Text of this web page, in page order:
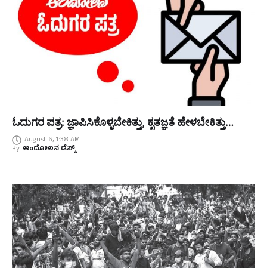
ಓದುಗರ ಪತ್ರ: ಜ್ಞಾಪಿಸಿಕೊಳ್ಳಬೇಕಿತ್ತು, ಕೃತಜ್ಞತೆ ಹೇಳಬೇಕಿತ್ತು…
August 6, 1:38 AM
By ಆಂದೋಲನ ಡೆಸ್ಕ್